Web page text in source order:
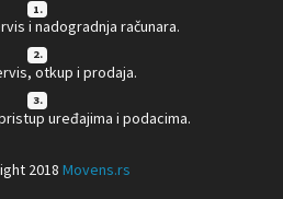
1.
i nadogradnja računara.
2.
otkup i prodaja.
3.
uređajima i podacima.
2018 Movens.rs